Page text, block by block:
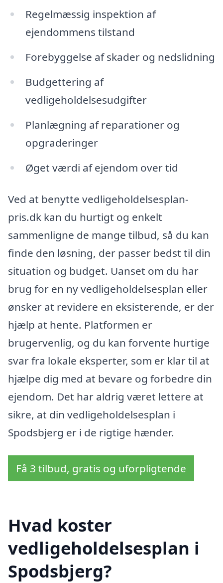
Regelmæssig inspektion af
ejendommens tilstand
Forebyggelse af skader og nedslidning
Budgettering af
vedligeholdelsesudgifter
Planlægning af reparationer og
opgraderinger
Øget værdi af ejendom over tid
Ved at benytte vedligeholdelsesplan-
pris.dk kan du hurtigt og enkelt
sammenligne de mange tilbud, så du kan
finde den løsning, der passer bedst til din
situation og budget. Uanset om du har
brug for en ny vedligeholdelsesplan eller
ønsker at revidere en eksisterende, er der
hjælp at hente. Platformen er
brugervenlig, og du kan forvente hurtige
svar fra lokale eksperter, som er klar til at
hjælpe dig med at bevare og forbedre din
ejendom. Det har aldrig været lettere at
sikre, at din vedligeholdelsesplan i
Spodsbjerg er i de rigtige hænder.
Få 3 tilbud, gratis og uforpligtende
Hvad koster
vedligeholdelsesplan i
Spodsbjerg?